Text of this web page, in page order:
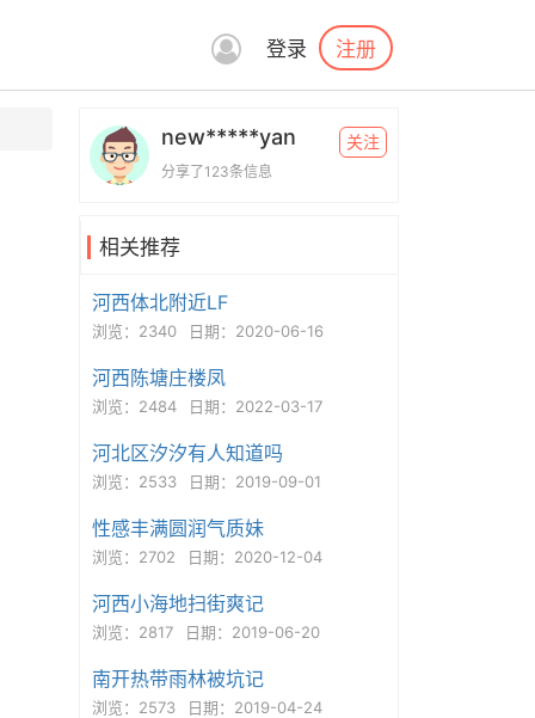
登录 注册
new*****yan
分享了123条信息
关注
相关推荐
河西体北附近LF
浏览：2340 日期：2020-06-16
河西陈塘庄楼凤
浏览：2484 日期：2022-03-17
河北区汐汐有人知道吗
浏览：2533 日期：2019-09-01
性感丰满圆润气质妹
浏览：2702 日期：2020-12-04
河西小海地扫街爽记
浏览：2817 日期：2019-06-20
南开热带雨林被坑记
浏览：2573 日期：2019-04-24